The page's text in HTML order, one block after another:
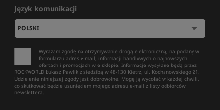
Język komunikacji
Wyrażam zgodę na otrzymywanie drogą elektroniczną, na podany w
formularzu adres e-mail, informacji handlowych o najnowszych
ofertach i promocjach w e-sklepie. Informacje wysyłane będą przez
ROCKWORLD Łukasz Pawlik z siedzibą w 48-130 Kietrz, ul. Kochanowskiego 21.
Udzielenie niniejszej zgody jest dobrowolne. Mogę ją wycofać w każdej chwili,
co skutkować będzie usunięciem mojego adresu e-mail z listy odbiorców
newslettera.